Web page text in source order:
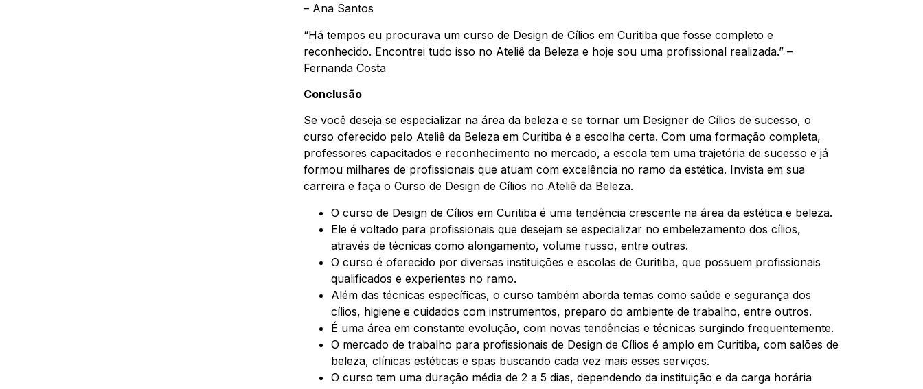
– Ana Santos
“Há tempos eu procurava um curso de Design de Cílios em Curitiba que fosse completo e
reconhecido. Encontrei tudo isso no Ateliê da Beleza e hoje sou uma profissional realizada.” –
Fernanda Costa
Conclusão
Se você deseja se especializar na área da beleza e se tornar um Designer de Cílios de sucesso, o
curso oferecido pelo Ateliê da Beleza em Curitiba é a escolha certa. Com uma formação completa,
professores capacitados e reconhecimento no mercado, a escola tem uma trajetória de sucesso e já
formou milhares de profissionais que atuam com excelência no ramo da estética. Invista em sua
carreira e faça o Curso de Design de Cílios no Ateliê da Beleza.
O curso de Design de Cílios em Curitiba é uma tendência crescente na área da estética e beleza.
Ele é voltado para profissionais que desejam se especializar no embelezamento dos cílios,
através de técnicas como alongamento, volume russo, entre outras.
O curso é oferecido por diversas instituições e escolas de Curitiba, que possuem profissionais
qualificados e experientes no ramo.
Além das técnicas específicas, o curso também aborda temas como saúde e segurança dos
cílios, higiene e cuidados com instrumentos, preparo do ambiente de trabalho, entre outros.
É uma área em constante evolução, com novas tendências e técnicas surgindo frequentemente.
O mercado de trabalho para profissionais de Design de Cílios é amplo em Curitiba, com salões de
beleza, clínicas estéticas e spas buscando cada vez mais esses serviços.
O curso tem uma duração média de 2 a 5 dias, dependendo da instituição e da carga horária